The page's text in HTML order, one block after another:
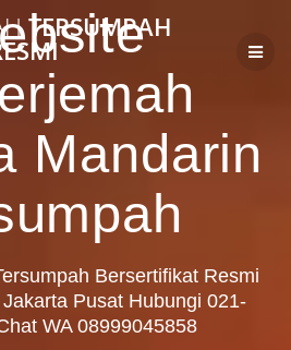
to
content
TERSUMPAH
Mandarin
Bersertifikat Resmi
Pusat Hubungi 021-
WA 08999045858